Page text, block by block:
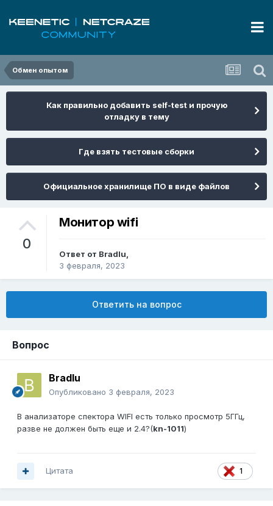
Обмен опытом
Как правильно добавить self-test и прочую
отладку в тему
Где взять тестовые сборки
Официальное хранилище ПО в виде файлов
0
Монитор wifi
Ответ от Bradlu,
3 февраля, 2023
Ответить на вопрос
Вопрос
Bradlu
Опубликовано 3 февраля, 2023
В анализаторе спектора WIFI есть только просмотр 5ГГц,
разве не должен быть еще и 2.4?(kn-1011)
1
Цитата